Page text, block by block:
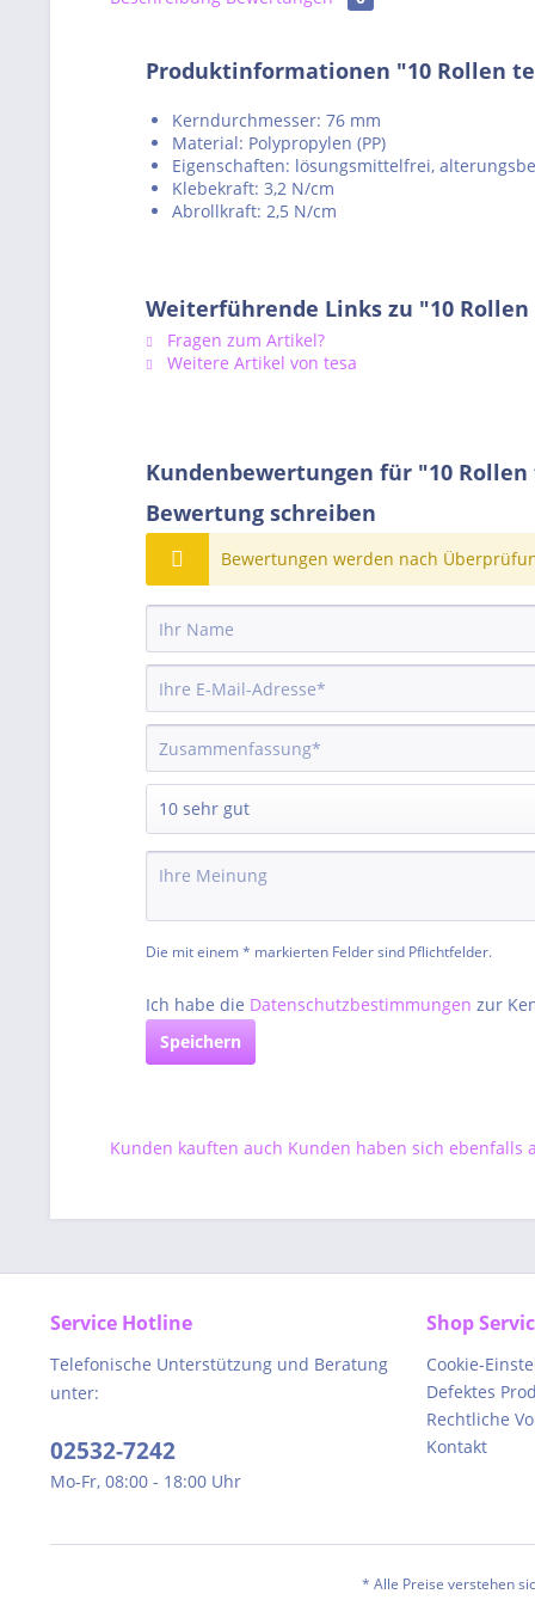
Produktinformationen "10 Rollen
Kerndurchmesser: 76 mm
Material: Polypropylen (PP)
Eigenschaften: lösungsmittelfrei,
Klebekraft: 3,2 N/cm
Abrollkraft: 2,5 N/cm
Weiterführende Links zu "10
Fragen zum Artikel?
Weitere Artikel von tesa
Kundenbewertungen für "10
Bewertung schreiben
Bewertungen werden nach
Die mit einem * markierten Felder sind Pflichtfelder.
Ich habe die Datenschutzbestimmungen zur
Speichern
Kunden kauften auch Kunden haben sich ebenfalls
Service Hotline
Telefonische Unterstützung und Beratung
unter:
02532-7242
Mo-Fr, 08:00 - 18:00 Uhr
Shop
Cookie-
Defektes
Rechtliche
Kontakt
* Alle Preise verstehen